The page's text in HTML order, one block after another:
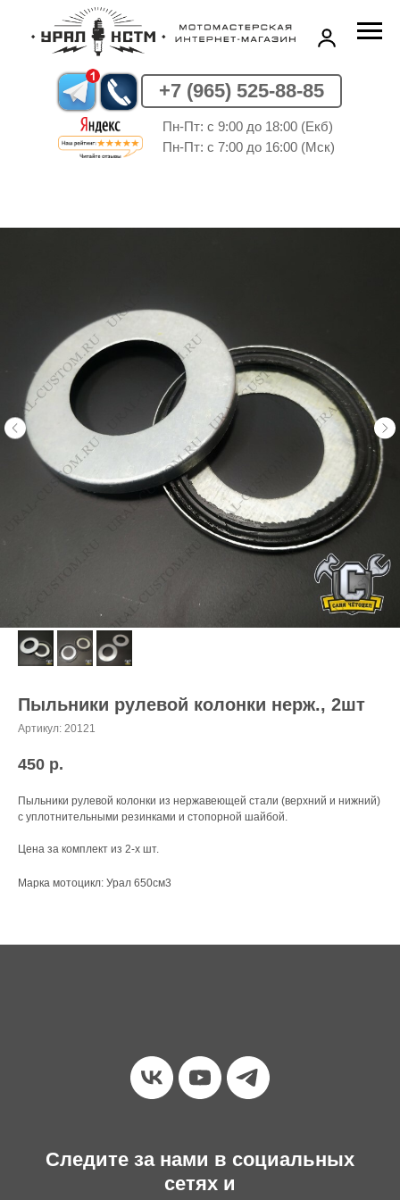
+7 (965) 525-88-85
Пн-Пт: c 9:00 до 18:00 (Екб)
Пн-Пт: c 7:00 до 16:00 (Мск)
Пыльники рулевой колонки нерж., 2шт
Артикул: 20121
450 р.
Пыльники рулевой колонки из нержавеющей стали (верхний и нижний)
с уплотнительными резинками и стопорной шайбой.
Цена за комплект из 2-х шт.
Марка мотоцикл: Урал 650см3
Следите за нами в социальных
сетях и